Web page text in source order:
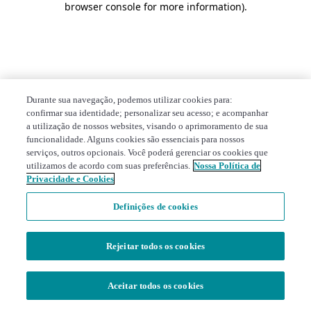
browser console for more information).
Durante sua navegação, podemos utilizar cookies para:
confirmar sua identidade; personalizar seu acesso; e acompanhar
a utilização de nossos websites, visando o aprimoramento de sua
funcionalidade. Alguns cookies são essenciais para nossos
serviços, outros opcionais. Você poderá gerenciar os cookies que
utilizamos de acordo com suas preferências. Nossa Política de
Privacidade e Cookies
Definições de cookies
Rejeitar todos os cookies
Aceitar todos os cookies